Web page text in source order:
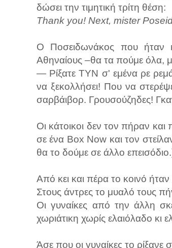
δώσει την τιμητική τρίτη θέση:
Thank you! Next, mister
Ο Ποσειδωνάκος που ήταν
Αθηναίους –θα τα πούμε όλα,
— Ρίξατε ΤΥΝ σ' εμένα ρε
να ξεκολλήσει! Που να
σαρβάιβορ. Γρουσούζηδες!
Οι κάτοικοι δεν τον πήραν
σε ένα Box Now και τον
θα το δούμε σε άλλο
Από κει και πέρα το κοινό
Στους άντρες το μυαλό τους
Οι γυναίκες από την άλλη
χωριάτικη χωρίς ελαιόλαδο κι
Άσε που οι γυναίκες το ρίξανε